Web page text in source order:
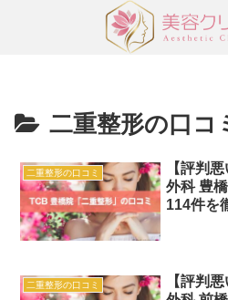
二重整形の口コ
二重整形の口コミ
【評判
外科 豊
114件を
二重整形の口コミ
【評判